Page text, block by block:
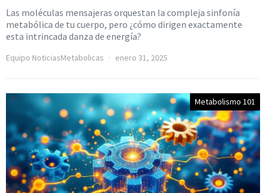
Las moléculas mensajeras orquestan la compleja sinfonía
metabólica de tu cuerpo, pero ¿cómo dirigen exactamente
esta intrincada danza de energía?
Equipo NoticiasMetabolicas enero 31, 2025
Metabolismo 101